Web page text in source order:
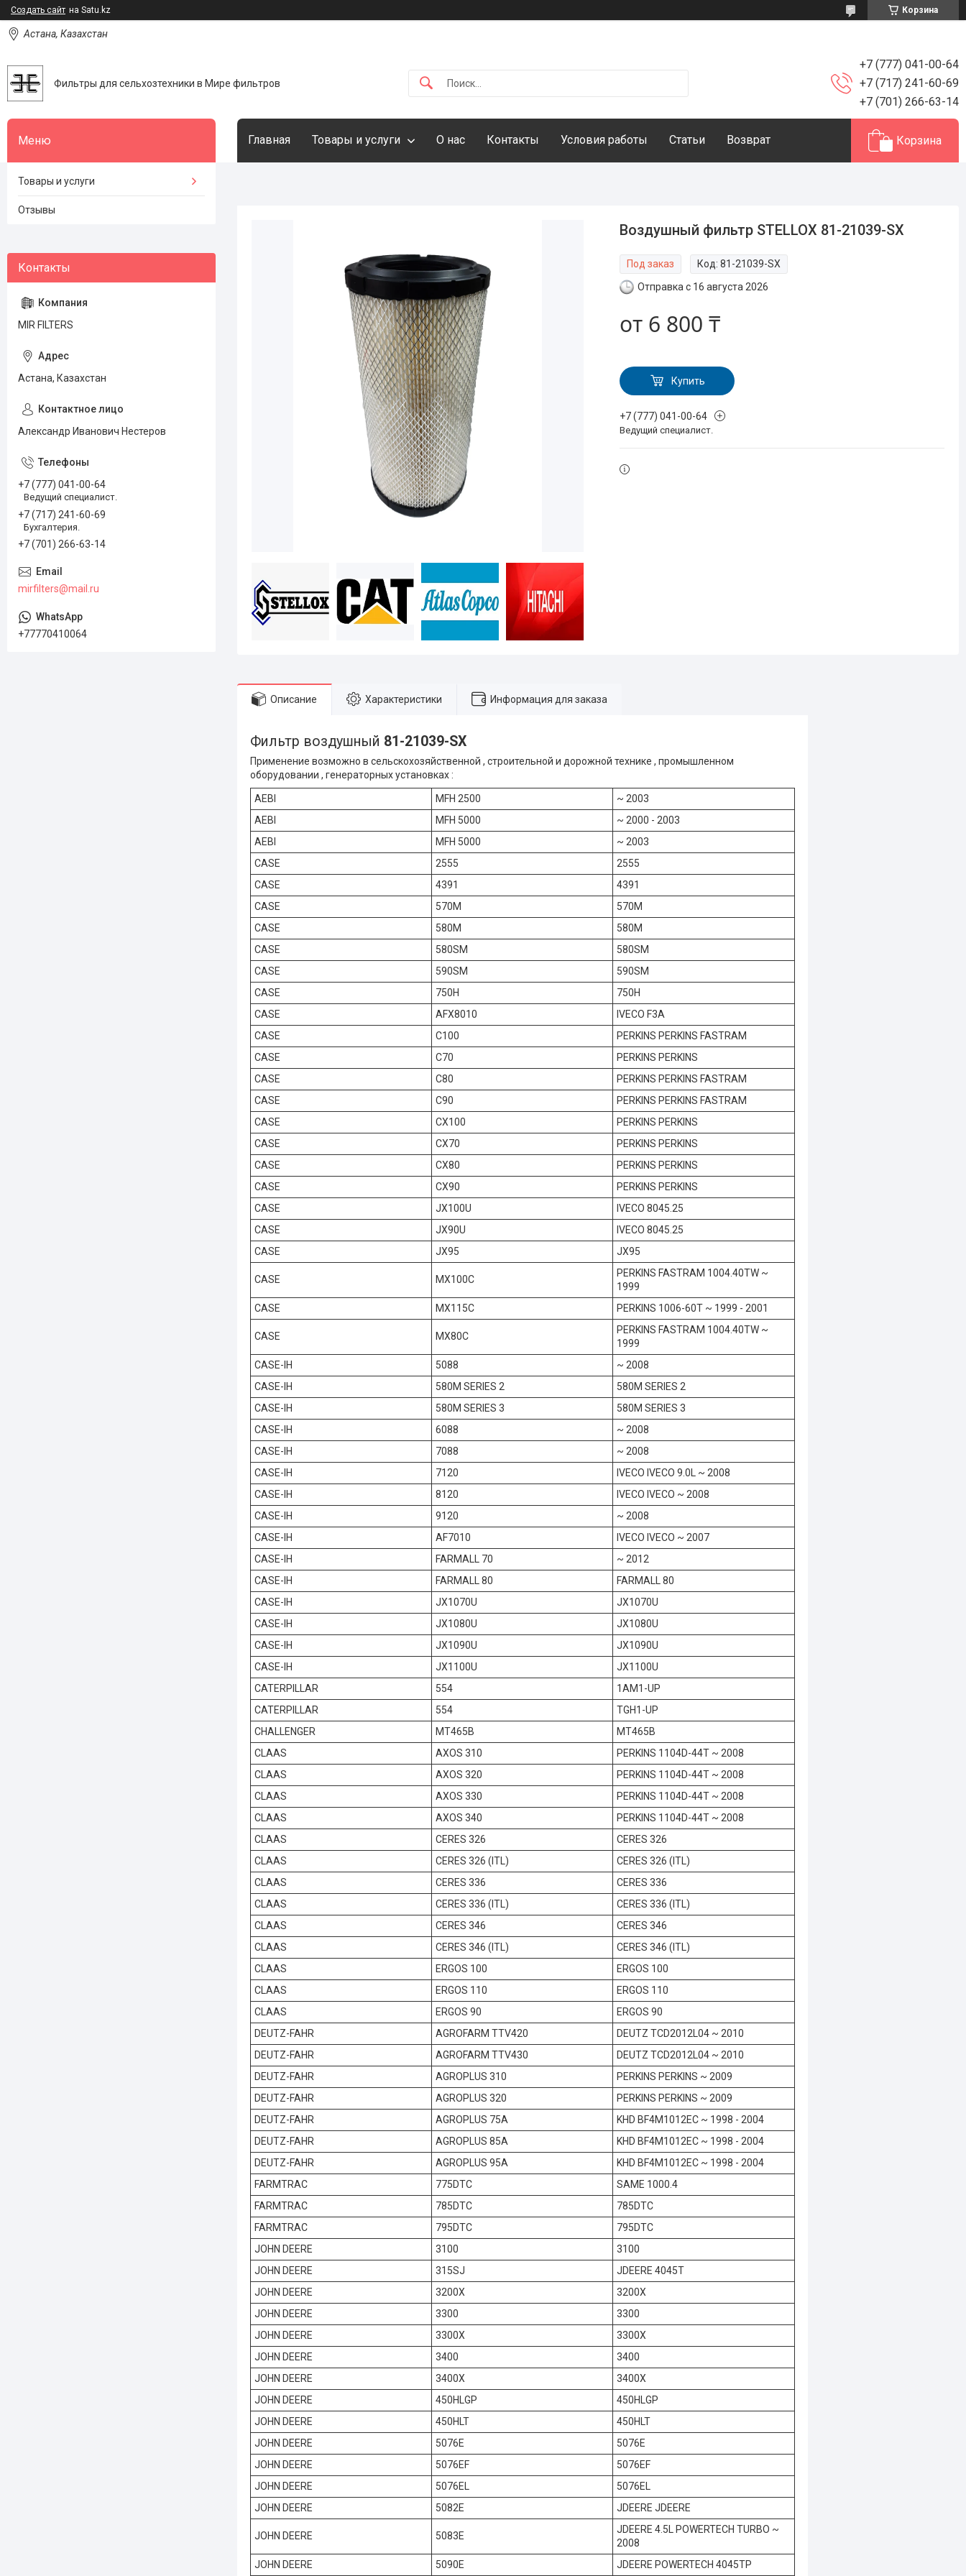
Создать сайт на Satu.kz Корзина
Астана, Казахстан
Фильтры для сельхозтехники в Мире фильтров
+7 (777) 041-00-64
+7 (717) 241-60-69
+7 (701) 266-63-14
Главная Товары и услуги О нас Контакты Условия работы Статьи Возврат Корзина
Воздушный фильтр STELLOX 81-21039-SX
Под заказ Код:81-21039-SX
Отправка с 16 августа 2026
от 6 800 ₸
Купить
+7 (777) 041-00-64
Ведущий специалист.
Описание Характеристики Информация для заказа
Фильтр воздушный 81-21039-SX
Применение возможно в сельскохозяйственной , строительной и дорожной технике , промышленном
оборудовании , генераторных установках :
AEBI MFH 2500
~ 2003
AEBI
MFH 5000
~ 2000 - 2003
AEBI
MFH 5000
~ 2003
CASE
2555
2555
CASE
4391
4391
CASE
570M
570M
CASE
580M
580M
CASE
580SM
580SM
CASE
590SM
590SM
CASE
750H
750H
CASE
AFX8010
IVECO F3A
CASE
C100
PERKINS PERKINS FASTRAM
CASE
C70
PERKINS PERKINS
CASE
C80
PERKINS PERKINS FASTRAM
CASE
C90
PERKINS PERKINS FASTRAM
CASE
CX100
PERKINS PERKINS
CASE
CX70
PERKINS PERKINS
CASE
CX80
PERKINS PERKINS
CASE
CX90
PERKINS PERKINS
CASE
JX100U
IVECO 8045.25
CASE
JX90U
IVECO 8045.25
CASE
JX95 JX95
CASE MX100C
PERKINS FASTRAM 1004.40TW ~
1999
CASE
MX115C PERKINS 1006-60T ~ 1999 - 2001
CASE MX80C
PERKINS FASTRAM 1004.40TW ~
1999
CASE-IH
5088
~ 2008
CASE-IH
580M SERIES 2
580M SERIES 2
CASE-IH
580M SERIES 3
580M SERIES 3
CASE-IH
6088
~ 2008
CASE-IH
7088
~ 2008
CASE-IH
7120
IVECO IVECO 9.0L ~ 2008
CASE-IH
8120
IVECO IVECO ~ 2008
CASE-IH
9120
~ 2008
CASE-IH
AF7010
IVECO IVECO ~ 2007
CASE-IH
FARMALL 70
~ 2012
CASE-IH
FARMALL 80
FARMALL 80
CASE-IH
JX1070U
JX1070U
CASE-IH
JX1080U
JX1080U
CASE-IH
JX1090U
JX1090U
CASE-IH
JX1100U
JX1100U
CATERPILLAR
554
1AM1-UP
CATERPILLAR
554
TGH1-UP
CHALLENGER
MT465B
MT465B
CLAAS
AXOS 310
PERKINS 1104D-44T ~ 2008
CLAAS
AXOS 320
PERKINS 1104D-44T ~ 2008
CLAAS
AXOS 330
PERKINS 1104D-44T ~ 2008
CLAAS
AXOS 340
PERKINS 1104D-44T ~ 2008
CLAAS
CERES 326
CERES 326
CLAAS
CERES 326 (ITL)
CERES 326 (ITL)
CLAAS
CERES 336
CERES 336
CLAAS
CERES 336 (ITL)
CERES 336 (ITL)
CLAAS
CERES 346
CERES 346
CLAAS
CERES 346 (ITL)
CERES 346 (ITL)
CLAAS
ERGOS 100
ERGOS 100
CLAAS
ERGOS 110
ERGOS 110
CLAAS
ERGOS 90
ERGOS 90
DEUTZ-FAHR
AGROFARM TTV420
DEUTZ TCD2012L04 ~ 2010
DEUTZ-FAHR
AGROFARM TTV430
DEUTZ TCD2012L04 ~ 2010
DEUTZ-FAHR
AGROPLUS 310
PERKINS PERKINS ~ 2009
DEUTZ-FAHR
AGROPLUS 320
PERKINS PERKINS ~ 2009
DEUTZ-FAHR
AGROPLUS 75A
KHD BF4M1012EC ~ 1998 - 2004
DEUTZ-FAHR
AGROPLUS 85A
KHD BF4M1012EC ~ 1998 - 2004
DEUTZ-FAHR
AGROPLUS 95A
KHD BF4M1012EC ~ 1998 - 2004
FARMTRAC
775DTC
SAME 1000.4
FARMTRAC
785DTC
785DTC
FARMTRAC
795DTC
795DTC
JOHN DEERE
3100
3100
JOHN DEERE
315SJ
JDEERE 4045T
JOHN DEERE
3200X
3200X
JOHN DEERE
3300
3300
JOHN DEERE
3300X
3300X
JOHN DEERE
3400
3400
JOHN DEERE
3400X
3400X
JOHN DEERE
450HLGP
450HLGP
JOHN DEERE
450HLT
450HLT
JOHN DEERE
5076E
5076E
JOHN DEERE
5076EF
5076EF
JOHN DEERE
5076EL
5076EL
JOHN DEERE
5082E JDEERE JDEERE
JOHN DEERE 5083E
JDEERE 4.5L POWERTECH TURBO ~
2008
JOHN DEERE
5090E JDEERE POWERTECH 4045TP
Товары и услуги
Отзывы
MIR FILTERS
Астана, Казахстан
Александр Иванович Нестеров
+7 (777) 041-00-64
Ведущий специалист.
+7 (717) 241-60-69
Бухгалтерия.
+7 (701) 266-63-14
mirfilters@mail.ru
+77770410064